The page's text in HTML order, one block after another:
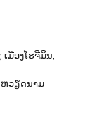
ເມືອງໂຮຈີມິນ,
ຫວຽດນາມ